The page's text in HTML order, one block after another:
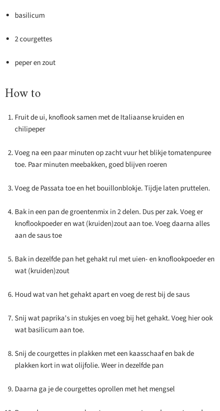
basilicum
2 courgettes
peper en zout
How to
Fruit de ui, knoflook samen met de Italiaanse kruiden en
chilipeper
Voeg na een paar minuten op zacht vuur het blikje tomatenpuree
toe. Paar minuten meebakken, goed blijven roeren
Voeg de Passata toe en het bouillonblokje. Tijdje laten pruttelen.
Bak in een pan de groentenmix in 2 delen. Dus per zak. Voeg er
knoflookpoeder en wat (kruiden)zout aan toe. Voeg daarna alles
aan de saus toe
Bak in dezelfde pan het gehakt rul met uien- en knoflookpoeder en
wat (kruiden)zout
Houd wat van het gehakt apart en voeg de rest bij de saus
Snij wat paprika's in stukjes en voeg bij het gehakt. Voeg hier ook
wat basilicum aan toe.
Snij de courgettes in plakken met een kaasschaaf en bak de
plakken kort in wat olijfolie. Weer in dezelfde pan
Daarna ga je de courgettes oprollen met het mengsel